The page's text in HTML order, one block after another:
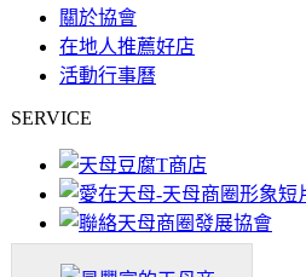
關於協會
在地人推薦好店
活動行事曆
SERVICE